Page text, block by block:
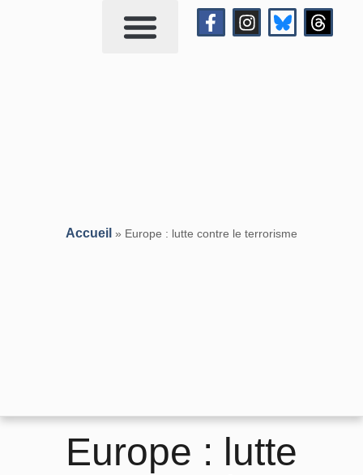
Accueil » Europe : lutte contre le terrorisme
Europe : lutte